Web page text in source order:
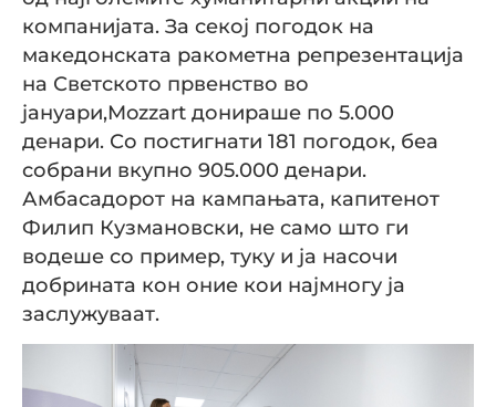
компанијата. За секој погодок на
македонската ракометна репрезентација
на Светското првенство во
јануари,Mozzart донираше по 5.000
денари. Со постигнати 181 погодок, беа
собрани вкупно 905.000 денари.
Амбасадорот на кампањата, капитенот
Филип Кузмановски, не само што ги
водеше со пример, туку и ја насочи
добрината кон оние кои најмногу ја
заслужуваат.